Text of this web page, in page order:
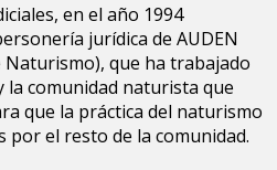
en el año 1994
jurídica de AUDEN
que ha trabajado
la comunidad naturista que
que la práctica del naturismo
por el resto de la comunidad.